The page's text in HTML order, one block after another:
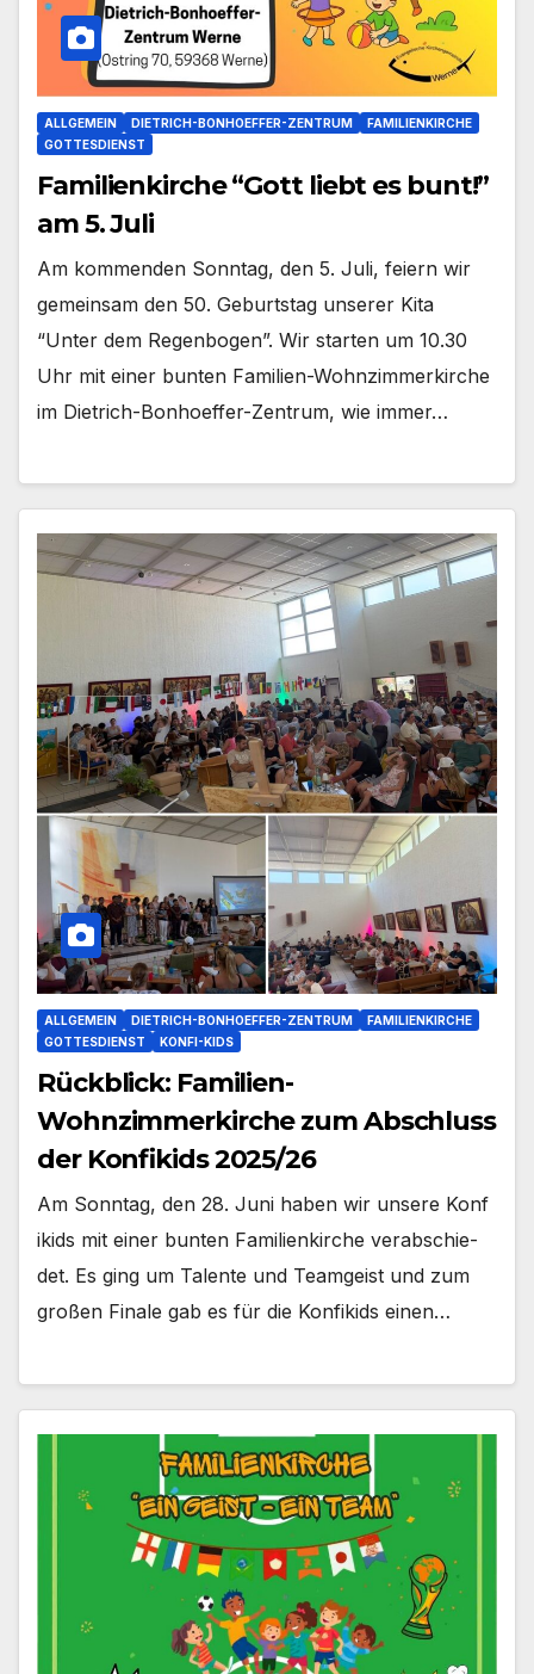
ALLGEMEIN DIETRICH-BONHOEFFER-ZENTRUM
FAMILIENKIRCHE
GOTTESDIENST
Familienkirche “Gott liebt es bunt!”
am 5. Juli
Am kom­men­den Sonn­tag, den 5. Juli, fei­ern wir
gemein­sam den 50. Geburts­tag unse­rer Kita
“Unter dem Regen­bo­gen”. Wir star­ten um 10.30
Uhr mit einer bun­ten Familien-Wohnzimmerkirche
im Dietrich-Bonhoeffer-Zentrum, wie immer…
ALLGEMEIN DIETRICH-BONHOEFFER-ZENTRUM
FAMILIENKIRCHE
GOTTESDIENST
KONFI-KIDS
Rückblick: Familien-
Wohnzimmerkirche zum Abschluss
der Konfikids 2025/26
Am Sonn­tag, den 28. Juni haben wir unse­re Kon­f
i­kids mit einer bun­ten Fami­li­en­kir­che ver­ab­schie­
det. Es ging um Talen­te und Team­geist und zum
gro­ßen Fina­le gab es für die Kon­fi­kids einen…